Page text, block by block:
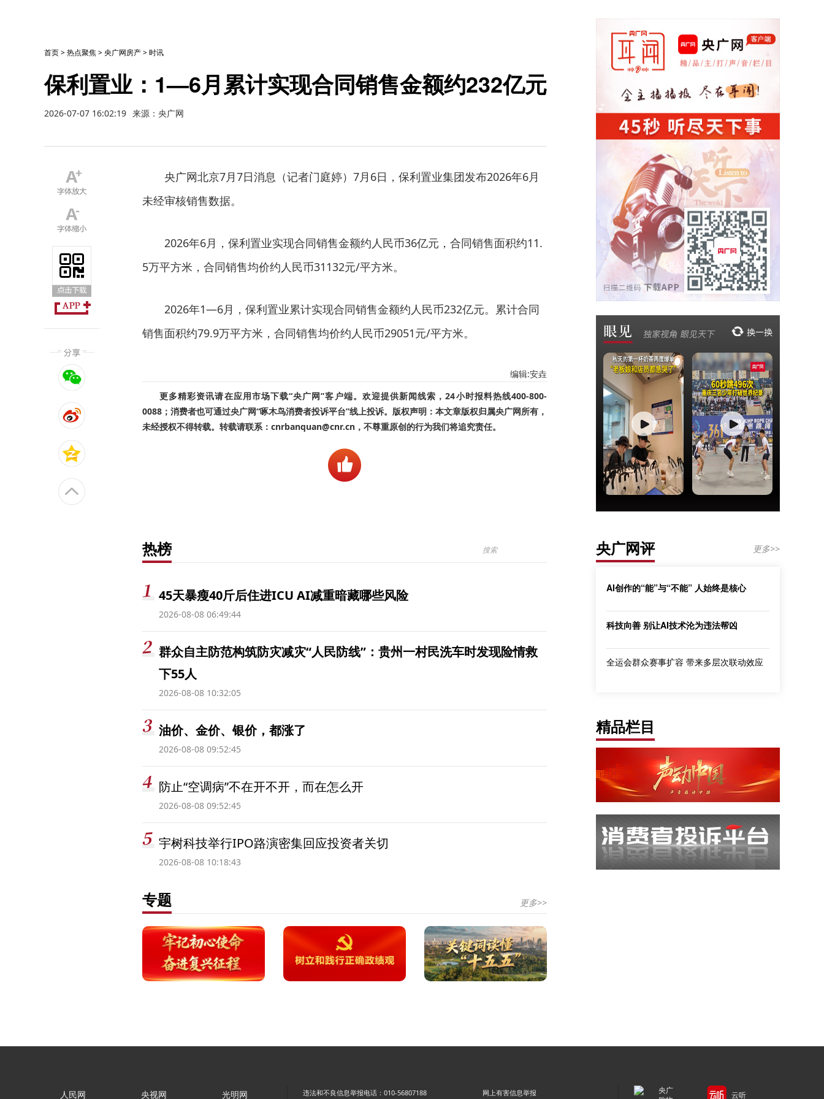
首页>热点聚焦>央广网房产>时讯
保利置业：1—6月累计实现合同销售金额约232亿元
2026-07-07 16:02:19 来源：央广网
央广网北京7月7日消息（记者门庭婷）7月6日，保利置业集团发布2026年6月
未经审核销售数据。
2026年6月，保利置业实现合同销售金额约人民币36亿元，合同销售面积约11.
5万平方米，合同销售均价约人民币31132元/平方米。
2026年1—6月，保利置业累计实现合同销售金额约人民币232亿元。累计合同
销售面积约79.9万平方米，合同销售均价约人民币29051元/平方米。
编辑:安垚
更多精彩资讯请在应用市场下载“央广网”客户端。欢迎提供新闻线索，24小时报料热线400-800-
0088；消费者也可通过央广网“啄木鸟消费者投诉平台”线上投诉。版权声明：本文章版权归属央广网所有，
未经授权不得转载。转载请联系：cnrbanquan@cnr.cn，不尊重原创的行为我们将追究责任。
热榜
45天暴瘦40斤后住进ICU AI减重暗藏哪些风险
2026-08-08 06:49:44
群众自主防范构筑防灾减灾“人民防线”：贵州一村民洗车时发现险情救
下55人
2026-08-08 10:32:05
油价、金价、银价，都涨了
2026-08-08 09:52:45
防止“空调病”不在开不开，而在怎么开
2026-08-08 09:52:45
宇树科技举行IPO路演密集回应投资者关切
2026-08-08 10:18:43
专题 更多>>
央广网评 更多>>
AI创作的“能”与“不能” 人始终是核心
科技向善 别让AI技术沦为违法帮凶
全运会群众赛事扩容 带来多层次联动效应
精品栏目
人民网 央视网 光明网 违法和不良信息举报电话：010-56807188 网上有害信息举报
央广
云听